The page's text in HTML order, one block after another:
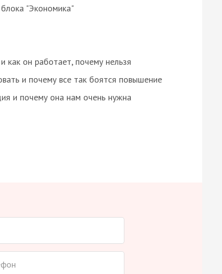
"Экономика"
как он работает, почему нельзя
и почему все так боятся повышение
и почему она нам очень нужна